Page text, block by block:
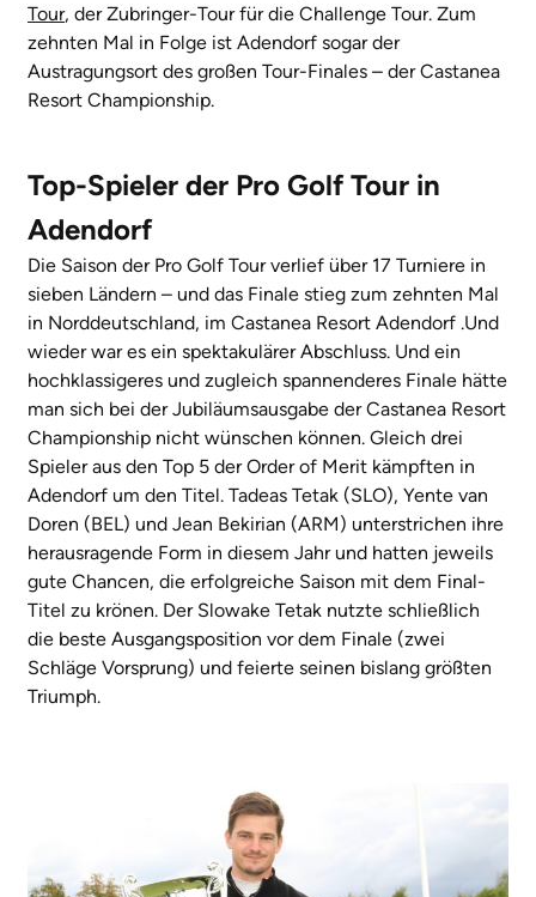
Tour, der Zubringer-Tour für die Challenge Tour. Zum
zehnten Mal in Folge ist Adendorf sogar der
Austragungsort des großen Tour-Finales – der Castanea
Resort Championship.
Top-Spieler der Pro Golf Tour in
Adendorf
Die Saison der Pro Golf Tour verlief über 17 Turniere in
sieben Ländern – und das Finale stieg zum zehnten Mal
in Norddeutschland, im Castanea Resort Adendorf .Und
wieder war es ein spektakulärer Abschluss. Und ein
hochklassigeres und zugleich spannenderes Finale hätte
man sich bei der Jubiläumsausgabe der Castanea Resort
Championship nicht wünschen können. Gleich drei
Spieler aus den Top 5 der Order of Merit kämpften in
Adendorf um den Titel. Tadeas Tetak (SLO), Yente van
Doren (BEL) und Jean Bekirian (ARM) unterstrichen ihre
herausragende Form in diesem Jahr und hatten jeweils
gute Chancen, die erfolgreiche Saison mit dem Final-
Titel zu krönen. Der Slowake Tetak nutzte schließlich
die beste Ausgangsposition vor dem Finale (zwei
Schläge Vorsprung) und feierte seinen bislang größten
Triumph.